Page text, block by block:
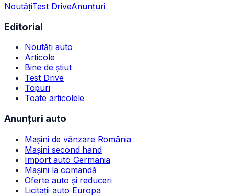
NoutățiTest DriveAnunțuri
Editorial
Noutăți auto
Articole
Bine de știut
Test Drive
Topuri
Toate articolele
Anunțuri auto
Mașini de vânzare România
Mașini second hand
Import auto Germania
Mașini la comandă
Oferte auto și reduceri
Licitații auto Europa